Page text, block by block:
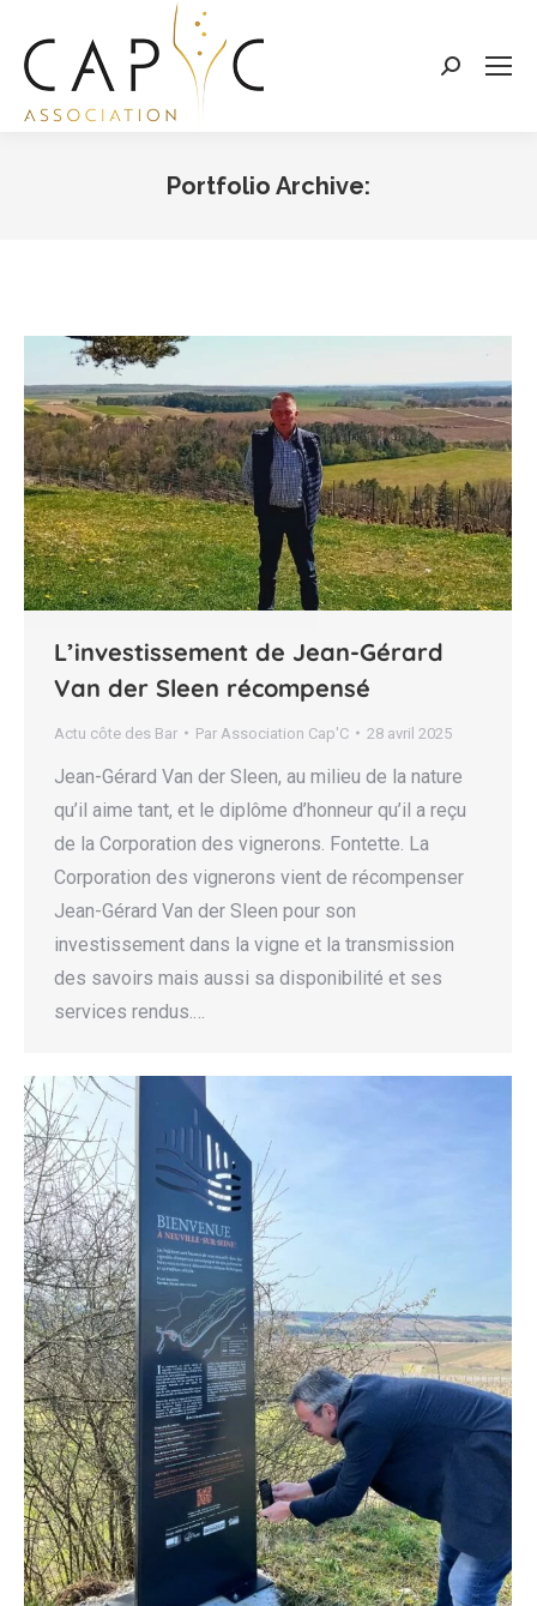
Search:
Portfolio Archive:
L’investissement de Jean-Gérard
Van der Sleen récompensé
Actu côte des Bar Par Association Cap'C 28 avril 2025
Jean-Gérard Van der Sleen, au milieu de la nature
qu’il aime tant, et le diplôme d’honneur qu’il a reçu
de la Corporation des vignerons. Fontette. La
Corporation des vignerons vient de récompenser
Jean-Gérard Van der Sleen pour son
investissement dans la vigne et la transmission
des savoirs mais aussi sa disponibilité et ses
services rendus.…